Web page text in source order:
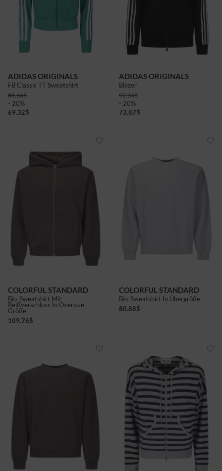
ADIDAS ORIGINALS
FB Classic TT Sweatshirt
86.66$
- 20%
69.32$
ADIDAS ORIGINALS
Blazer
92.34$
- 20%
73.87$
COLORFUL STANDARD
Bio-Sweatshirt Mit
Reißverschluss In Oversize-
Größe
109.76$
COLORFUL STANDARD
Bio-Sweatshirt In Übergröße
80.88$